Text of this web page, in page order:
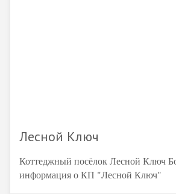
Лесной Ключ
Коттеджный посёлок Лесной Ключ
информация о КП "Лесной Ключ"